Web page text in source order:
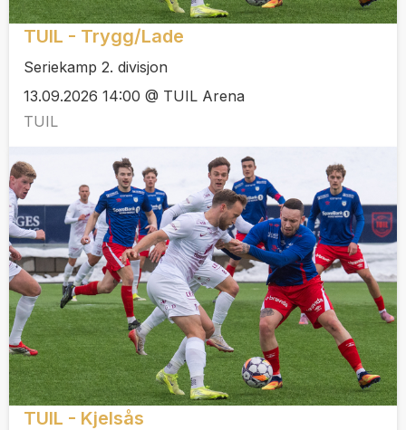
TUIL - Trygg/Lade
Seriekamp 2. divisjon
13.09.2026 14:00 @ TUIL Arena
TUIL
TUIL - Kjelsås